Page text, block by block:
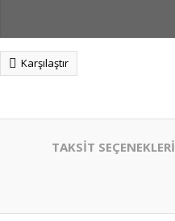
Karşılaştır
TAKSİT SEÇENEKLERİ